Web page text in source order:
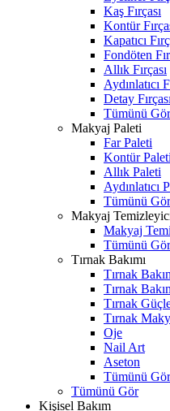
Kaş Fırçası
Kontür
Kapatıcı
Fondöten
Allık Fırçası
Aydınlatıcı
Detay Fırçası
Tümünü Gör
Makyaj Paleti
Far Paleti
Kontür Paleti
Allık Paleti
Aydınlatıcı
Tümünü Gör
Makyaj
Makyaj
Tümünü Gör
Tırnak Bakımı
Tırnak
Tırnak
Tırnak
Tırnak
Oje
Nail Art
Aseton
Tümünü Gör
Tümünü Gör
Kişisel Bakım